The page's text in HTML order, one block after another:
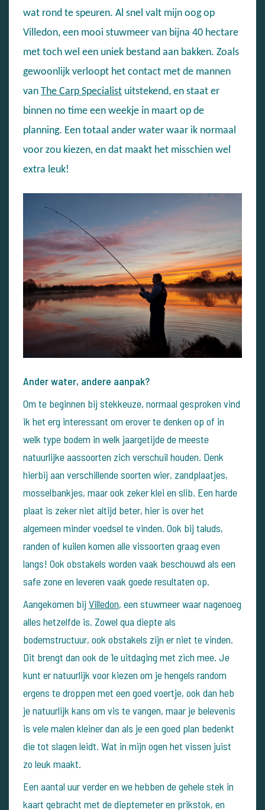
wat rond te speuren. Al snel valt mijn oog op
Villedon, een mooi stuwmeer van bijna 40 hectare
met toch wel een uniek bestand aan bakken. Zoals
gewoonlijk verloopt het contact met de mannen
van The Carp Specialist uitstekend, en staat er
binnen no time een weekje in maart op de
planning. Een totaal ander water waar ik normaal
voor zou kiezen, en dat maakt het misschien wel
extra leuk!
Ander water, andere aanpak?
Om te beginnen bij stekkeuze, normaal gesproken vind
ik het erg interessant om erover te denken op of in
welk type bodem in welk jaargetijde de meeste
natuurlijke aassoorten zich verschuil houden. Denk
hierbij aan verschillende soorten wier, zandplaatjes,
mosselbankjes, maar ook zeker klei en slib. Een harde
plaat is zeker niet altijd beter, hier is over het
algemeen minder voedsel te vinden. Ook bij taluds,
randen of kuilen komen alle vissoorten graag even
langs! Ook obstakels worden vaak beschouwd als een
safe zone en leveren vaak goede resultaten op.
Aangekomen bij Villedon, een stuwmeer waar nagenoeg
alles hetzelfde is. Zowel qua diepte als
bodemstructuur, ook obstakels zijn er niet te vinden.
Dit brengt dan ook de 1e uitdaging met zich mee. Je
kunt er natuurlijk voor kiezen om je hengels random
ergens te droppen met een goed voertje, ook dan heb
je natuurlijk kans om vis te vangen, maar je belevenis
is vele malen kleiner dan als je een goed plan bedenkt
die tot slagen leidt. Wat in mijn ogen het vissen juist
zo leuk maakt.
Een aantal uur verder en we hebben de gehele stek in
kaart gebracht met de dieptemeter en prikstok, en